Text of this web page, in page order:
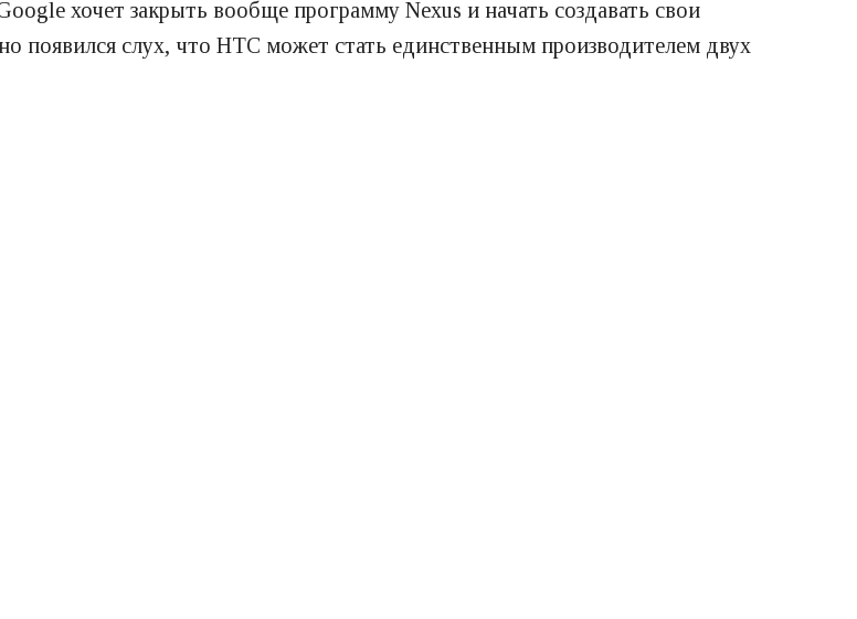
хочет закрыть вообще программу Nexus и начать создавать свои
появился слух, что HTC может стать единственным производителем двух